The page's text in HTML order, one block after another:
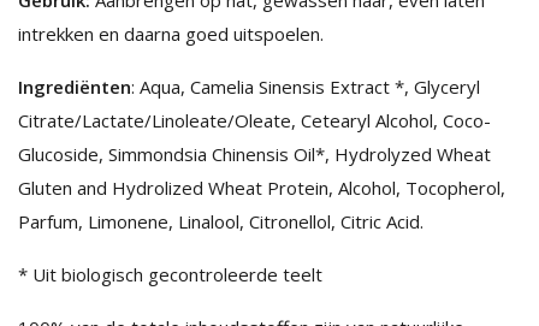
intrekken en daarna goed uitspoelen.
Ingrediënten: Aqua, Camelia Sinensis Extract *, Glyceryl
Citrate/Lactate/Linoleate/Oleate, Cetearyl Alcohol, Coco-
Glucoside, Simmondsia Chinensis Oil*, Hydrolyzed Wheat
Gluten and Hydrolized Wheat Protein, Alcohol, Tocopherol,
Parfum, Limonene, Linalool, Citronellol, Citric Acid.
* Uit biologisch gecontroleerde teelt